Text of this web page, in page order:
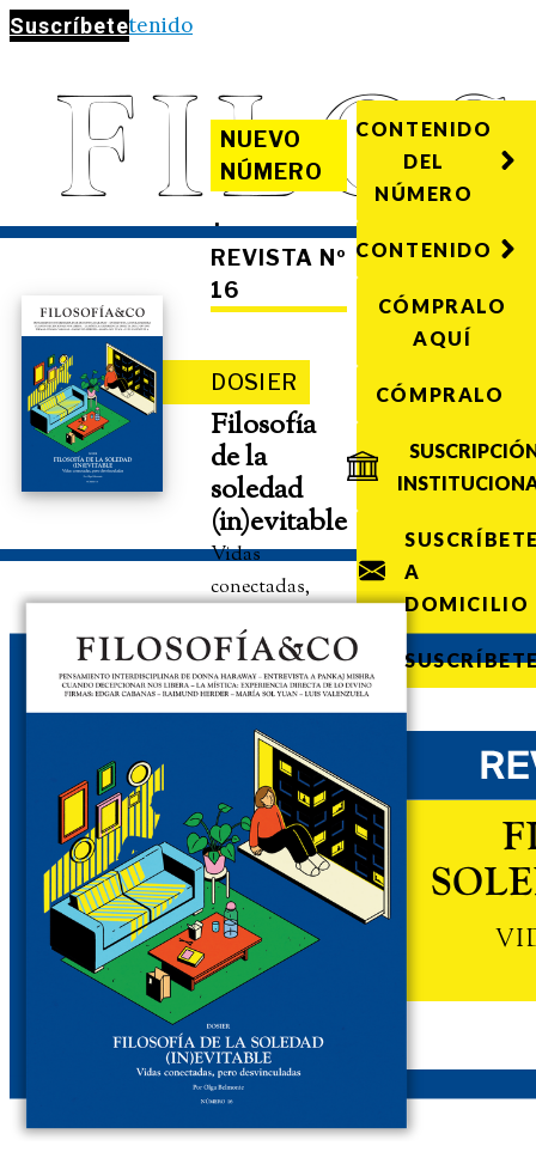
Suscríbete
Saltar al contenido
NUEVO
NÚMERO
·
REVISTA Nº
16
DOSIER
Filosofía
de la
soledad
(in)evitable
Vidas
conectadas,
desvinculadas
CONTENIDO
DEL
NÚMERO
CONTENIDO
CÓMPRALO
AQUÍ
CÓMPRALO
A
DOMICILIO